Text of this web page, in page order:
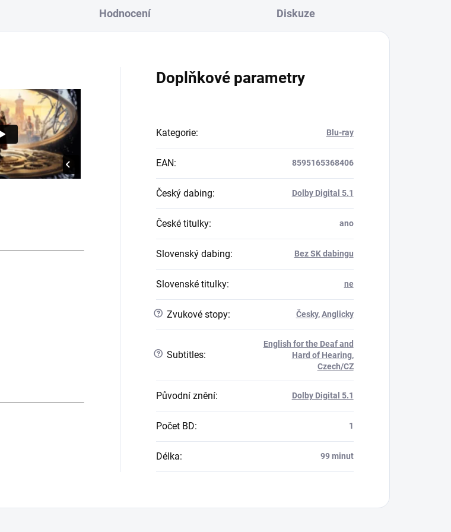
Hodnocení Diskuze
Doplňkové parametry
Kategorie: Blu-ray
EAN: 8595165368406
Český dabing: Dolby Digital 5.1
České titulky: ano
Slovenský dabing: Bez SK dabingu
Slovenské titulky: ne
? Zvukové stopy: Česky,Anglicky
? Subtitles:
English for the Deaf and
Hard of Hearing,
Czech/CZ
Původní znění: Dolby Digital 5.1
Počet BD: 1
Délka: 99 minut